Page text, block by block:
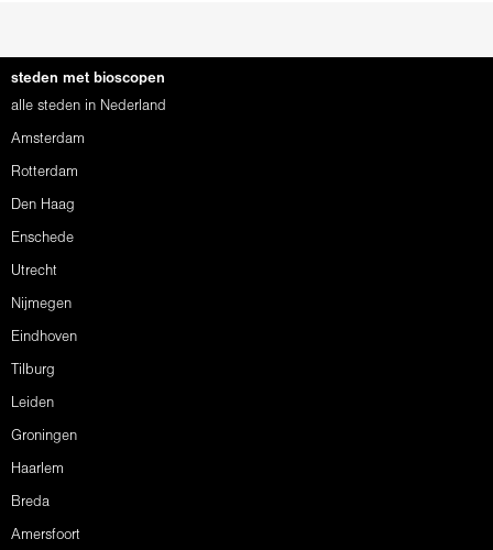
steden met bioscopen
alle steden in Nederland
Amsterdam
Rotterdam
Den Haag
Enschede
Utrecht
Nijmegen
Eindhoven
Tilburg
Leiden
Groningen
Haarlem
Breda
Amersfoort